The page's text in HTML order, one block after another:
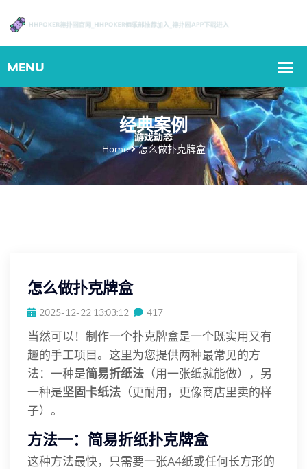
经典案例
Home 怎么做扑克牌盒
怎么做扑克牌盒
2025-12-22 13:03:12 417
当然可以！制作一个扑克牌盒是一个既实用又有
趣的手工项目。这里为您提供两种最常见的方
法：一种是简易折纸法 （用一张纸就能做），另
一种是坚固卡纸法 （更耐用，更像商店里卖的样
子）。
方法一：简易折纸扑克牌盒
这种方法最快，只需要一张A4纸或任何长方形的